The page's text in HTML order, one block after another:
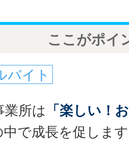
ここがポイ
バイト
業所は
「楽しい！
で成長を促しま